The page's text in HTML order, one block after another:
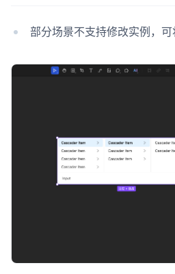
部分场景不支持修改实例，可